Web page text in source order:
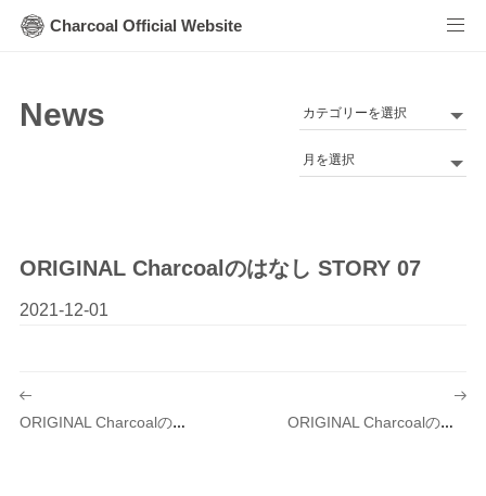
Charcoal Official Website
News
カ
ゴArchives
ORIGINAL Charcoalのはなし STORY 07
2021-12-01
投
稿
ORIGINAL Charcoalのはなし STORY 06
ORIGINAL Charcoalのはなし STORY 08